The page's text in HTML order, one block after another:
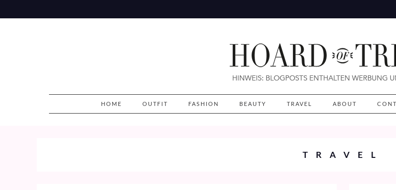
to
HOME OUTFIT FASHION BEAUTY TRAVEL ABOUT
TRAVEL